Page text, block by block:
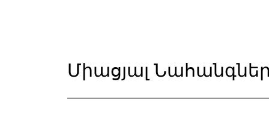
Միացյալ Նահանգներ